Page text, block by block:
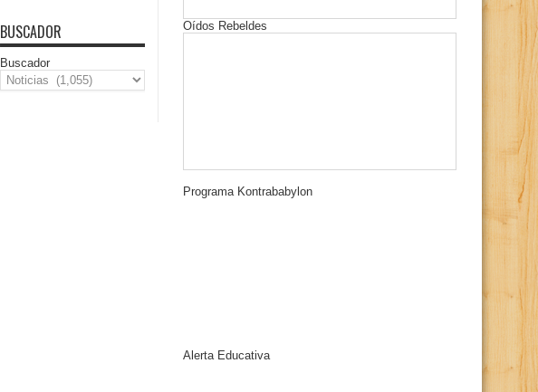
BUSCADOR
Buscador
Oídos Rebeldes
Programa Kontrababylon
Alerta Educativa